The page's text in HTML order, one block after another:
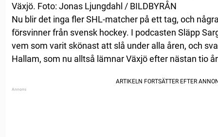
Växjö. Foto: Jonas Ljungdahl / BILDBYRÅN
Nu blir det inga fler SHL-matcher på ett tag, och
försvinner från svensk hockey. I podcasten Släpp
vem som varit skönast att slå under alla åren, och
Hallam, som nu alltså lämnar Växjö efter nästan tio